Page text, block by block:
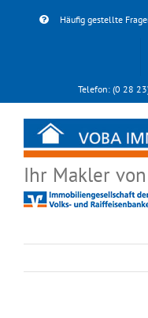
Häufig gestellte
Telefon: (0 28
Ihr Makler